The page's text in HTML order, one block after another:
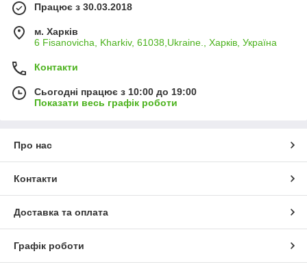
Працює з 30.03.2018
м. Харків
6 Fisanovicha, Kharkiv, 61038,Ukraine., Харків, Україна
Контакти
Сьогодні працює з 10:00 до 19:00
Показати весь графік роботи
Про нас
Контакти
Доставка та оплата
Графік роботи